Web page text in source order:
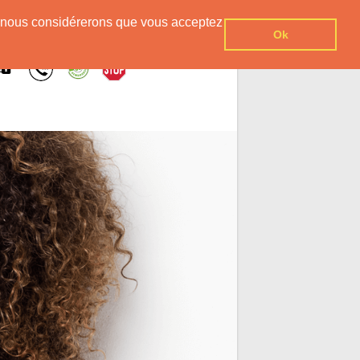
considérerons que vous acceptez
Ok